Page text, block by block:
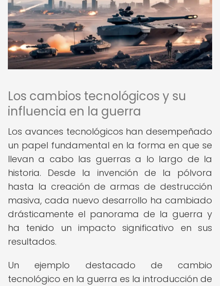
Los cambios tecnológicos y su
influencia en la guerra
Los avances tecnológicos han desempeñado
un papel fundamental en la forma en que se
llevan a cabo las guerras a lo largo de la
historia. Desde la invención de la pólvora
hasta la creación de armas de destrucción
masiva, cada nuevo desarrollo ha cambiado
drásticamente el panorama de la guerra y
ha tenido un impacto significativo en sus
resultados.
Un ejemplo destacado de cambio
tecnológico en la guerra es la introducción de